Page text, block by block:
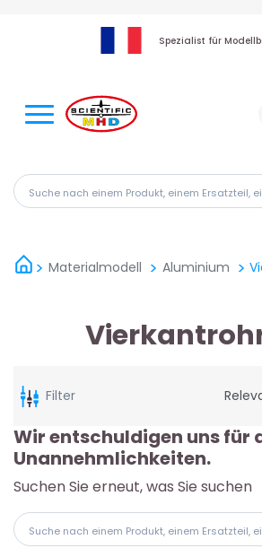
Spezialist für
Suche nach einem Produkt, einem
Materialmodell Aluminium
Filter
Wir entschuldigen uns für
Unannehmlichkeiten.
Suchen Sie erneut, was Sie suchen
Suche nach einem Produkt, einem